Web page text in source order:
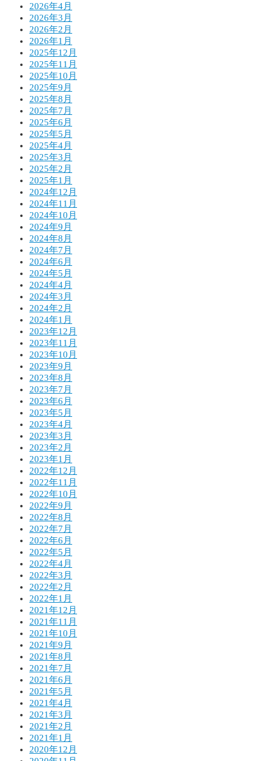
2026年4月
2026年3月
2026年2月
2026年1月
2025年12月
2025年11月
2025年10月
2025年9月
2025年8月
2025年7月
2025年6月
2025年5月
2025年4月
2025年3月
2025年2月
2025年1月
2024年12月
2024年11月
2024年10月
2024年9月
2024年8月
2024年7月
2024年6月
2024年5月
2024年4月
2024年3月
2024年2月
2024年1月
2023年12月
2023年11月
2023年10月
2023年9月
2023年8月
2023年7月
2023年6月
2023年5月
2023年4月
2023年3月
2023年2月
2023年1月
2022年12月
2022年11月
2022年10月
2022年9月
2022年8月
2022年7月
2022年6月
2022年5月
2022年4月
2022年3月
2022年2月
2022年1月
2021年12月
2021年11月
2021年10月
2021年9月
2021年8月
2021年7月
2021年6月
2021年5月
2021年4月
2021年3月
2021年2月
2021年1月
2020年12月